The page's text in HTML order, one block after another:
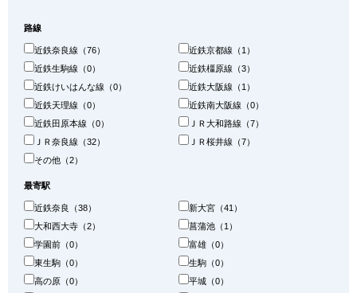
路線
近鉄奈良線（76）
近鉄京都線（1）
近鉄生駒線（0）
近鉄橿原線（3）
近鉄けいはんな線（0）
近鉄大阪線（1）
近鉄天理線（0）
近鉄南大阪線（0）
近鉄田原本線（0）
ＪＲ大和路線（7）
ＪＲ奈良線（32）
ＪＲ桜井線（7）
その他（2）
最寄駅
近鉄奈良（38）
新大宮（41）
大和西大寺（2）
菖蒲池（1）
学園前（0）
富雄（0）
東生駒（0）
生駒（0）
高の原（0）
平城（0）